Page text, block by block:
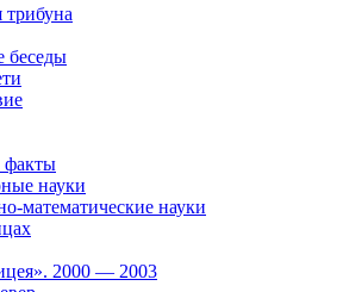
трибуна
беседы
факты
науки
математические науки
2000 — 2003